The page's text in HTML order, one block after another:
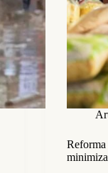
Reforma